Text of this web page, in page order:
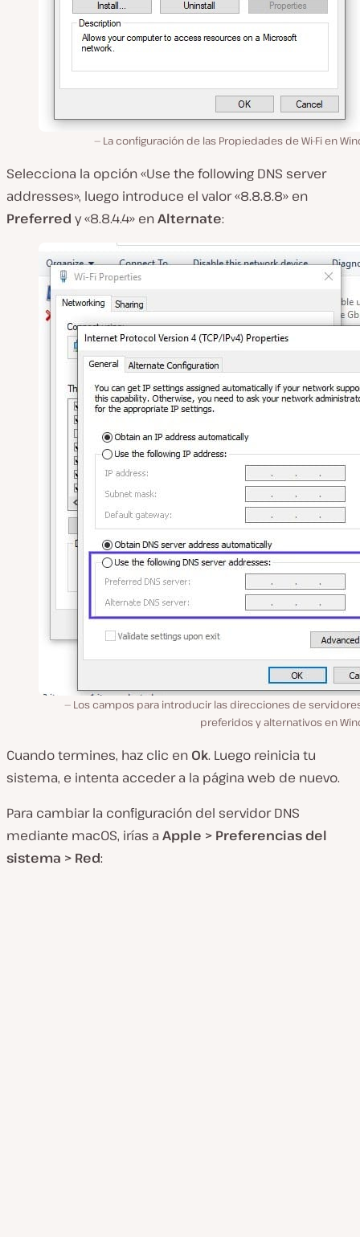
La configuración de las Propiedades de Wi-Fi en
Selecciona la opción «Use the following DNS server
addresses», luego introduce el valor «8.8.8.8» en
Preferred y «8.8.4.4» enAlternate:
Los campos para introducir las direcciones de
preferidos y alternativos en
Cuando termines, haz clic en Ok. Luego reinicia tu
sistema, e intenta acceder a la página web de nuevo.
Para cambiar la configuración del servidor DNS
mediante macOS, irías a Apple > Preferencias del
sistema > Red: